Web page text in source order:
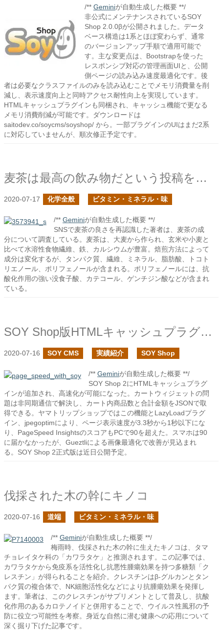
/** Geminiが自動生成した概要 **/
非公式にメンテナンスされているSOY
Shop 2.0.0βが公開されました。データ
ベース構造は1系とほぼ変わらず、通常
のバージョンアップ手順で適用可能で
す。主な変更点は、Bootstrapを使った
レスポンシブ対応の管理画面UIと、公開
側ページの読み込み速度最適化です。後
者は必要なクラスファイルのみを読み込むことでメモリ消費量を削
減し、表示速度向上と同時アクセス耐性向上を実現しています。
HTMLキャッシュプラグインも同梱され、キャッシュ機能で更なる
メモリ消費削減が可能です。ダウンロードは
saitodev.co/soycms/soyshop/ から。一部プラグインのUIはまだ2系
に対応していませんが、順次修正予定です。
麦茶は最高の飲み物だという投稿を見かけて
2020-07-17 化学全般 ビタミン・ミネラル・味
/** Geminiが自動生成した概要 **/
SNSで麦茶の良さを再認識した著者は、麦茶の成
分について調査している。麦茶は、大麦から作られ、玄米や小麦と
比べて水溶性食物繊維、鉄、カルシウムが豊富。焙煎方法によって
成分は変化するが、タンパク質、繊維、ミネラル、脂肪酸、トコト
リエノール、ポリフェノールが含まれる。ポリフェノールには、抗
酸化作用の強い没食子酸、カテコール、ゲンチジン酸などが含まれ
ている。
SOY Shop版HTMLキャッシュプラグインを追加しました
2020-07-16 SOY CMS 実績紹介 SOY Shop
/** Geminiが自動生成した概要 **/
SOY Shop 2にHTMLキャッシュプラグ
インが追加され、高速化が可能になった。カートウィジェットの問
題は非同期通信で解決し、カート内商品数と合計金額をJSONで取
得できる。ヤマトリップショップではこの機能とLazyLoadプラグ
イン、jpegoptimにより、ページ表示速度が3.3秒から1秒以下にな
り、PageSpeed InsightsのスコアもPCで90を超えた。スマホは90
に届かなかったが、Gueztliによる画像最適化で改善が見込まれ
る。SOY Shop 2正式版は近日公開予定。
伐採された木の幹にキノコ
2020-07-16 道端 ビタミン・ミネラル・味
/** Geminiが自動生成した概要 **/
梅雨時、伐採された木の幹に生えたキノコは、タマ
チョレイタケ科の「カワラタケ」と推測されます。この記事では、
カワラタケから免疫系を活性化し抗悪性腫瘍効果を持つ多糖類「ク
レスチン」が得られることを紹介。クレスチンはβ-グルカンとタン
パク質の複合体で、NK細胞活性化などにより抗腫瘍効果を発揮し
ます。筆者は、このクレスチンがサプリメントとして普及し、抗酸
化作用のあるカロテノイドと併用することで、ウイルス性風邪の予
防に役立つ可能性を考察。身近な自然に潜む健康への応用について
深く掘り下げた記事です。